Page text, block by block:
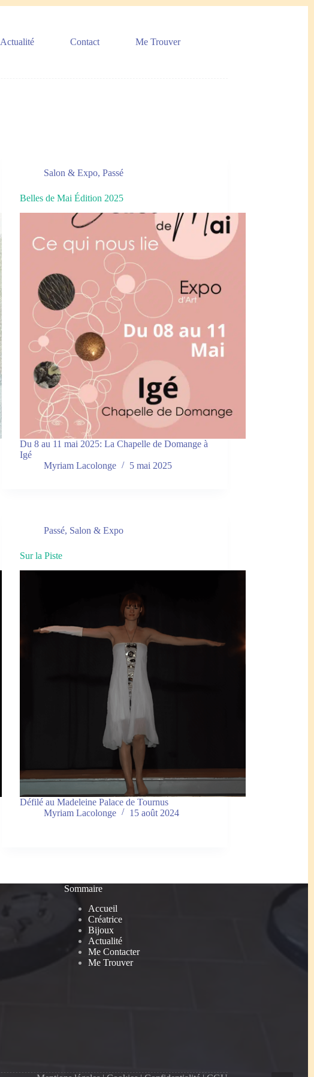
Actualité Contact Me Trouver
Salon & Expo,Passé
Belles de Mai Édition 2025
Du 8 au 11 mai 2025: La Chapelle de Domange à
Igé
Myriam Lacolonge
5 mai 2025
Passé, Salon & Expo
Sur la Piste
Défilé au Madeleine Palace de Tournus
Myriam Lacolonge
15 août 2024
Sommaire
Accueil
Créatrice
Bijoux
Actualité
Me Contacter
Me Trouver